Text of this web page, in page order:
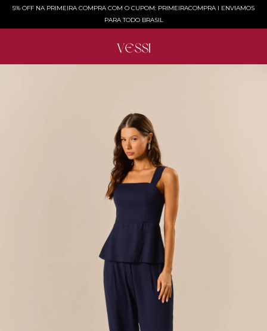
5% OFF NA PRIMEIRA COMPRA COM O CUPOM: PRIMEIRACOMPRA l ENVIAMOS
PARA TODO BRASIL